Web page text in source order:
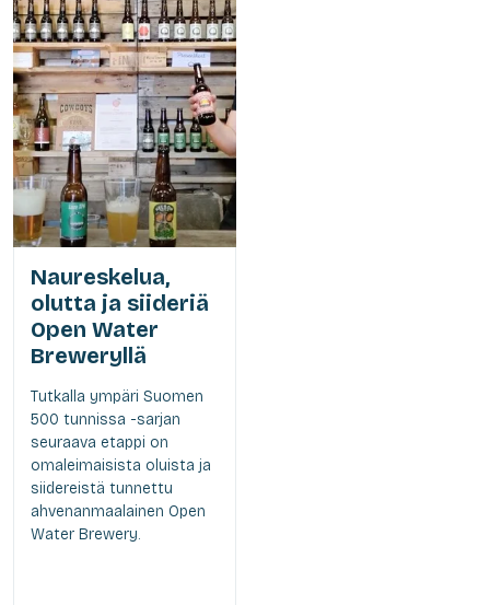
Naureskelua,
olutta ja siideriä
Open Water
Breweryllä
Tutkalla ympäri Suomen
500 tunnissa -sarjan
seuraava etappi on
omaleimaisista oluista ja
siidereistä tunnettu
ahvenanmaalainen Open
Water Brewery.